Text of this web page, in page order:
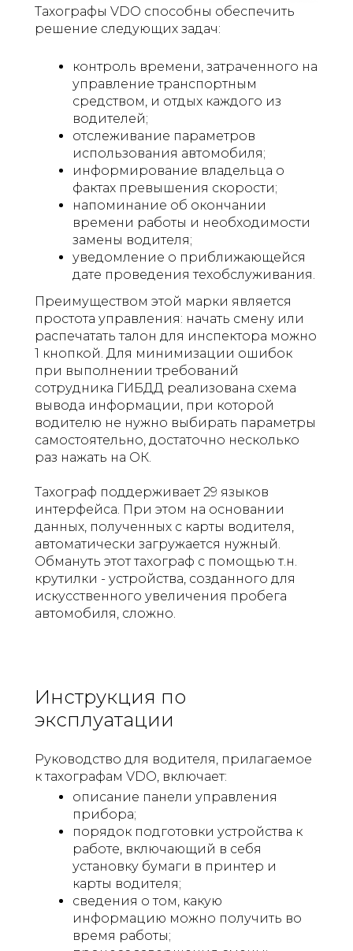
Тахографы VDO способны обеспечить
решение следующих задач:
контроль времени, затраченного на
управление транспортным
средством, и отдых каждого из
водителей;
отслеживание параметров
использования автомобиля;
информирование владельца о
фактах превышения скорости;
напоминание об окончании
времени работы и необходимости
замены водителя;
уведомление о приближающейся
дате проведения техобслуживания.
Преимуществом этой марки является
простота управления: начать смену или
распечатать талон для инспектора можно
1 кнопкой. Для минимизации ошибок
при выполнении требований
сотрудника ГИБДД реализована схема
вывода информации, при которой
водителю не нужно выбирать параметры
самостоятельно, достаточно несколько
раз нажать на ОК.
Тахограф поддерживает 29 языков
интерфейса. При этом на основании
данных, полученных с карты водителя,
автоматически загружается нужный.
Обмануть этот тахограф с помощью т.н.
крутилки - устройства, созданного для
искусственного увеличения пробега
автомобиля, сложно.
Инструкция по
эксплуатации
Руководство для водителя, прилагаемое
к тахографам VDO, включает:
описание панели управления
прибора;
порядок подготовки устройства к
работе, включающий в себя
установку бумаги в принтер и
карты водителя;
сведения о том, какую
информацию можно получить во
время работы;